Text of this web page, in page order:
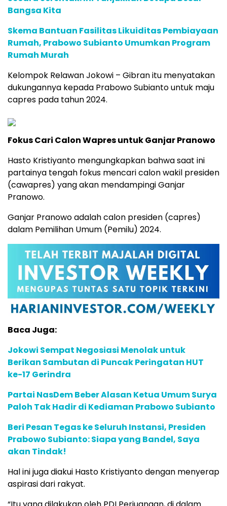
Bangsa Kita
Skema Bantuan Fasilitas Likuiditas Pembiayaan
Rumah, Prabowo Subianto Umumkan Program
Rumah Murah
Kelompok Relawan Jokowi – Gibran itu menyatakan
dukungannya kepada Prabowo Subianto untuk maju
capres pada tahun 2024.
Fokus Cari Calon Wapres untuk Ganjar Pranowo
Hasto Kristiyanto mengungkapkan bahwa saat ini
partainya tengah fokus mencari calon wakil presiden
(cawapres) yang akan mendampingi Ganjar
Pranowo.
Ganjar Pranowo adalah calon presiden (capres)
dalam Pemilihan Umum (Pemilu) 2024.
Baca Juga:
Jokowi Sempat Negosiasi Menolak untuk
Berikan Sambutan di Puncak Peringatan HUT
ke-17 Gerindra
Partai NasDem Beber Alasan Ketua Umum Surya
Paloh Tak Hadir di Kediaman Prabowo Subianto
Beri Pesan Tegas ke Seluruh Instansi, Presiden
Prabowo Subianto: Siapa yang Bandel, Saya
akan Tindak!
Hal ini juga diakui Hasto Kristiyanto dengan menyerap
aspirasi dari rakyat.